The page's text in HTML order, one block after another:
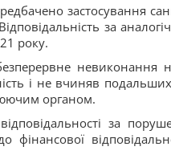
застосування
за
року.
невиконання
і не вчиняв
органом.
за